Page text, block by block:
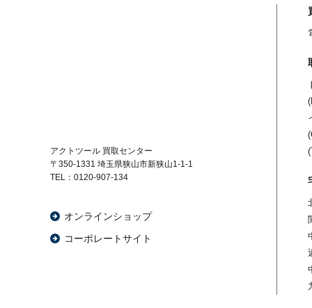
アクトツール 買取センター
〒350-1331 埼玉県狭山市新狭山1-1-1
TEL：0120-907-134
オンラインショップ
コーポレートサイト